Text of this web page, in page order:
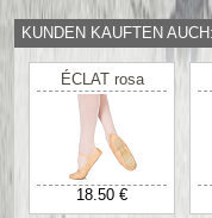
KUNDEN KAUFTEN AUCH:
ÉCLAT rosa
18.50 €